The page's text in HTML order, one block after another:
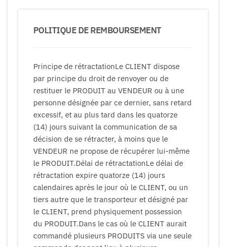
POLITIQUE DE REMBOURSEMENT
Principe de rétractationLe CLIENT dispose
par principe du droit de renvoyer ou de
restituer le PRODUIT au VENDEUR ou à une
personne désignée par ce dernier, sans retard
excessif, et au plus tard dans les quatorze
(14) jours suivant la communication de sa
décision de se rétracter, à moins que le
VENDEUR ne propose de récupérer lui-même
le PRODUIT.Délai de rétractationLe délai de
rétractation expire quatorze (14) jours
calendaires après le jour où le CLIENT, ou un
tiers autre que le transporteur et désigné par
le CLIENT, prend physiquement possession
du PRODUIT.Dans le cas où le CLIENT aurait
commandé plusieurs PRODUITS via une seule